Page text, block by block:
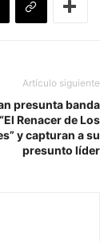
Artículo siguiente
presunta banda
Renacer de Los
y capturan a su
presunto líder